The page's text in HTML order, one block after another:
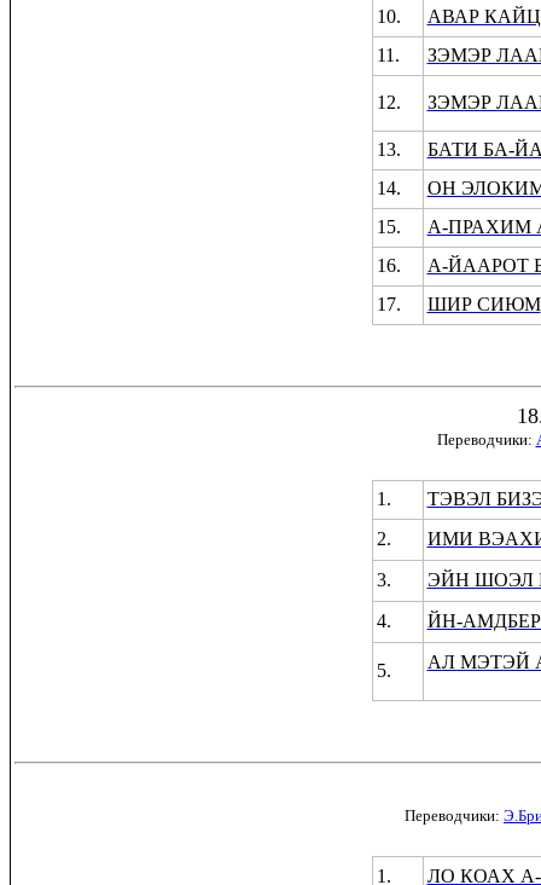
10.
АВАР
11 . ЗЭМЭР
12. ЗЭМЭР
13.
БАТИ БА-
14.
ОН
15.
А-ПРАХИМ
16.
А-ЙААРОТ
17.
ШИР СИЮМ
Переводчики:
1.
ТЭВЭЛ
2.
ИМИ
3.
ЭЙН ШОЭЛ
4.
ЙН-
5. АЛ МЭТЭЙ
Переводчики:
1.
ЛО КОАХ